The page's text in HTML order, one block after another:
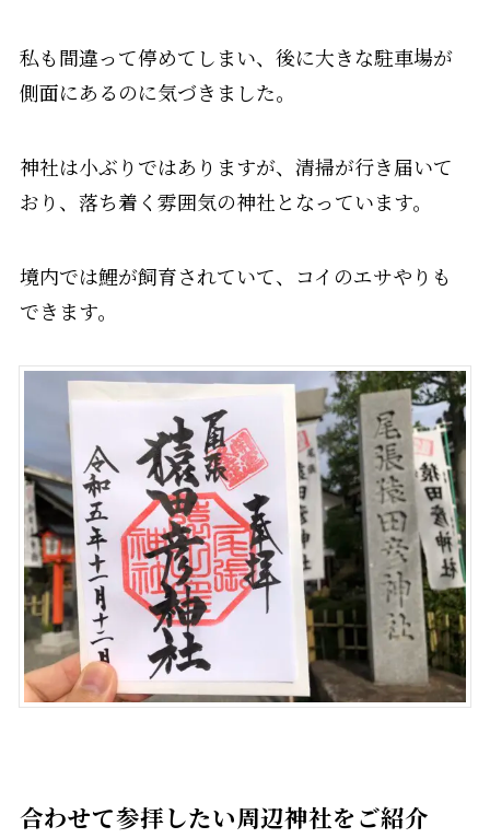
私も間違って停めてしまい、後に大きな駐車場が
側面にあるのに気づきました。
神社は小ぶりではありますが、清掃が行き届いて
おり、落ち着く雰囲気の神社となっています。
境内では鯉が飼育されていて、コイのエサやりも
できます。
合わせて参拝したい周辺神社をご紹介